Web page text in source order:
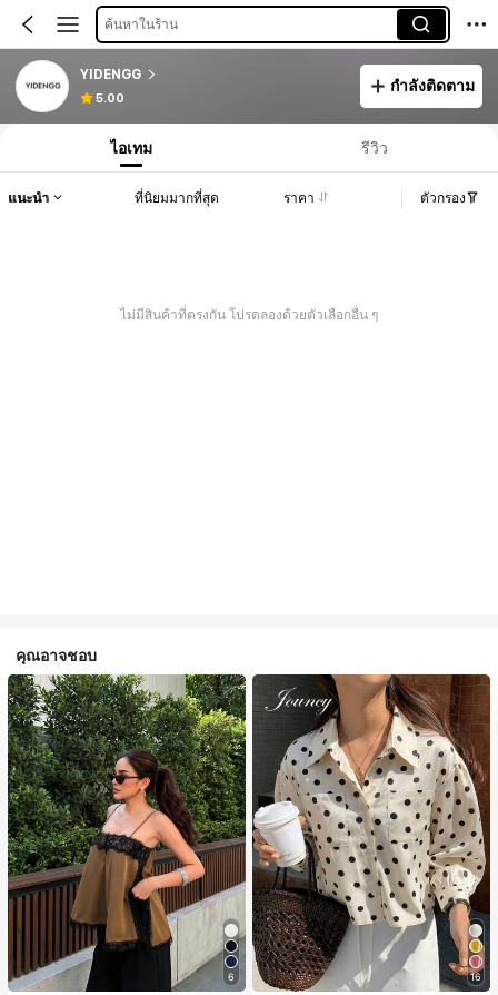
ค้นหาในร้าน
YIDENGG
5.00
กำลังติดตาม
ไอเทม รีวิว
แนะนำ ที่นิยมมากที่สุด ราคา ตัวกรอง
ไม่มีสินค้าที่ตรงกัน โปรดลองด้วยตัวเลือกอื่น ๆ
คุณอาจชอบ
6
#1 ขายดี
ใน สีกากี เสื้อสตรี เสื้อเบลาส์ & Tee
16